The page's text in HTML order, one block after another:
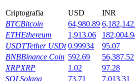
Criptografia USD INR
BTCBitcoin 64,980.89
ETHEthereum 1,913.06
USDTTether USDt 0.99934 95.07
BNBBinance Coin 592.69 56,387.52
XRPXRP 1.02 97.28
SOLSolana 73.71 7,013.31